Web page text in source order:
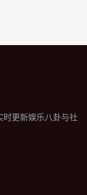
更新娱乐八卦与社